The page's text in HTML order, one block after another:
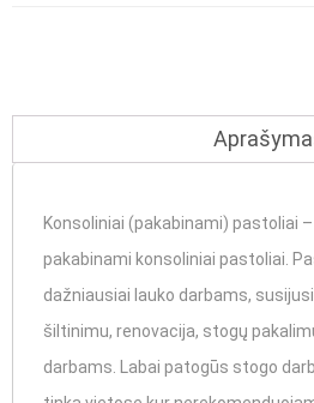
Konsoliniai (pakabinami) pastoliai
pakabinami konsoliniai pastoliai.
dažniausiai lauko darbams,
šiltinimu, renovacija, stogų
darbams . Labai patogūs stogo